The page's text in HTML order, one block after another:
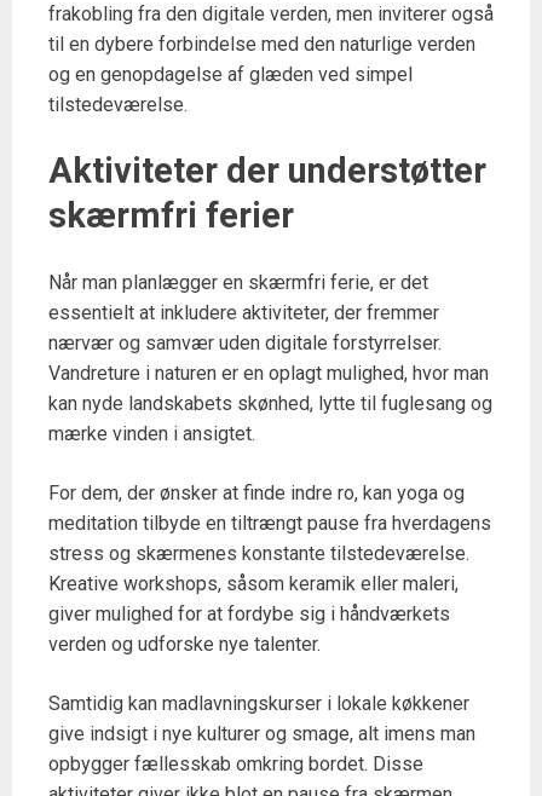
frakobling fra den digitale verden, men inviterer også
til en dybere forbindelse med den naturlige verden
og en genopdagelse af glæden ved simpel
tilstedeværelse.
Aktiviteter der understøtter
skærmfri ferier
Når man planlægger en skærmfri ferie, er det
essentielt at inkludere aktiviteter, der fremmer
nærvær og samvær uden digitale forstyrrelser.
Vandreture i naturen er en oplagt mulighed, hvor man
kan nyde landskabets skønhed, lytte til fuglesang og
mærke vinden i ansigtet.
For dem, der ønsker at finde indre ro, kan yoga og
meditation tilbyde en tiltrængt pause fra hverdagens
stress og skærmenes konstante tilstedeværelse.
Kreative workshops, såsom keramik eller maleri,
giver mulighed for at fordybe sig i håndværkets
verden og udforske nye talenter.
Samtidig kan madlavningskurser i lokale køkkener
give indsigt i nye kulturer og smage, alt imens man
opbygger fællesskab omkring bordet. Disse